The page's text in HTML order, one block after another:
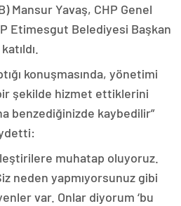
Mansur Yavaş, CHP Genel
Etimesgut Belediyesi Başkan
konuşmasında, yönetimi
şekilde hizmet ettiklerini
benzediğinizde kaybedilir”
muhatap oluyoruz.
neden yapmıyorsunuz gibi
var. Onlar diyorum ‘bu